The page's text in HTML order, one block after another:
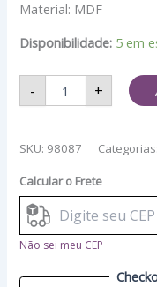
Material: MDF
Disponibilidade: 5 em
- +
SKU: 98087
Calcular o Frete
Não sei meu CEP